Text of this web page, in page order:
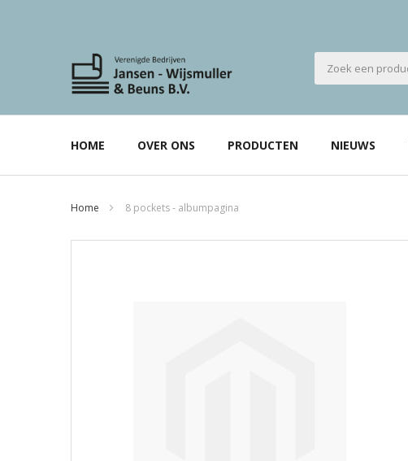
HOME OVER ONS PRODUCTEN NIEUWS
Home 8 pockets - albumpagina